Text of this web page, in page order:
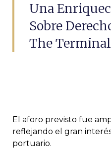
Una
Sobre
The
El aforo previsto fue
reflejando el gran
portuario.